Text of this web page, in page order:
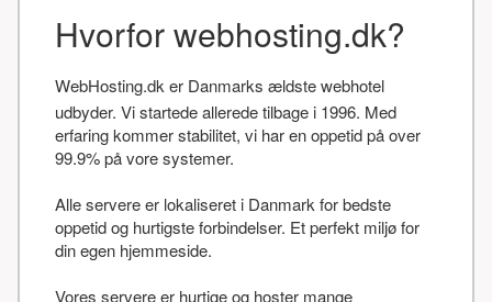
Hvorfor webhosting.dk?
WebHosting.dk er Danmarks ældste webhotel
udbyder. Vi startede allerede tilbage i 1996. Med
erfaring kommer stabilitet, vi har en oppetid på over
99.9% på vore systemer.
Alle servere er lokaliseret i Danmark for bedste
oppetid og hurtigste forbindelser. Et perfekt miljø for
din egen hjemmeside.
Vores servere er hurtige og hoster mange